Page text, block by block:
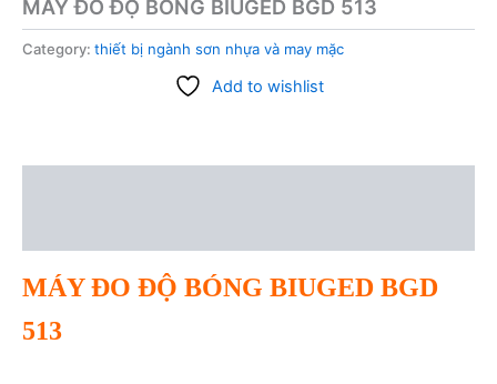
MÁY ĐO ĐỘ BÓNG BIUGED BGD 513
Category: thiết bị ngành sơn nhựa và may mặc
Add to wishlist
MÁY ĐO ĐỘ BÓNG BIUGED BGD
513